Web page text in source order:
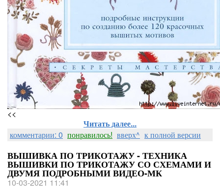
<<
Читать далее...
комментарии: 0 понравилось! вверх^ к полной версии
ВЫШИВКА ПО ТРИКОТАЖУ - ТЕХНИКА
ВЫШИВКИ ПО ТРИКОТАЖУ СО СХЕМАМИ И
ДВУМЯ ПОДРОБНЫМИ ВИДЕО-МК
10-03-2021 11:41